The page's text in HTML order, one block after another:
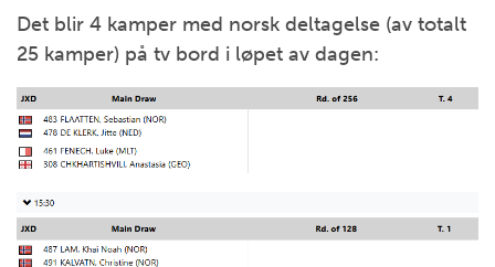
Det blir 4 kamper med norsk deltagelse (av totalt
25 kamper) på tv bord i løpet av dagen: